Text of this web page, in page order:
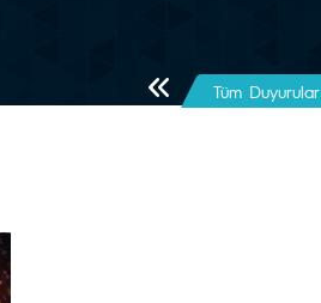
Önceki SayfaTüm Duyurular